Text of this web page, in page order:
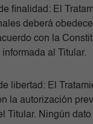
finalidad: El
deberá
con la
al Titular.
libertad: El
la autorización
Titular. Ningún